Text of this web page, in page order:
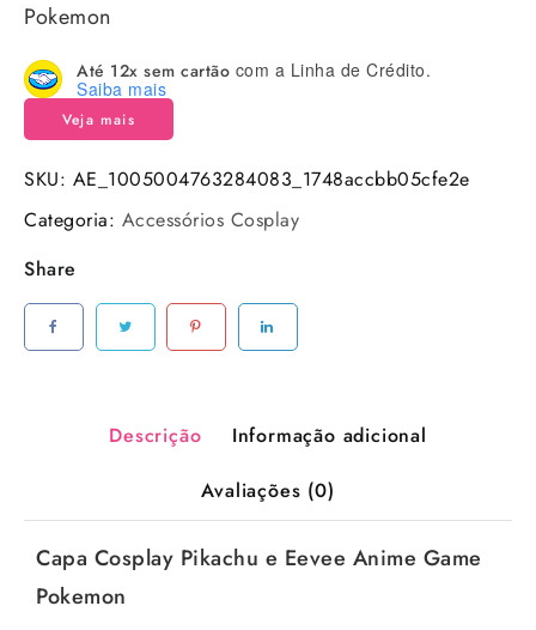
Pokemon
Até 12x sem cartão com a Linha de Crédito.
Saiba mais
Veja mais
SKU: AE_1005004763284083_1748accbb05cfe2e
Categoria: Accessórios Cosplay
Share
Descrição
Informação adicional
Avaliações (0)
Capa Cosplay Pikachu e Eevee Anime Game
Pokemon